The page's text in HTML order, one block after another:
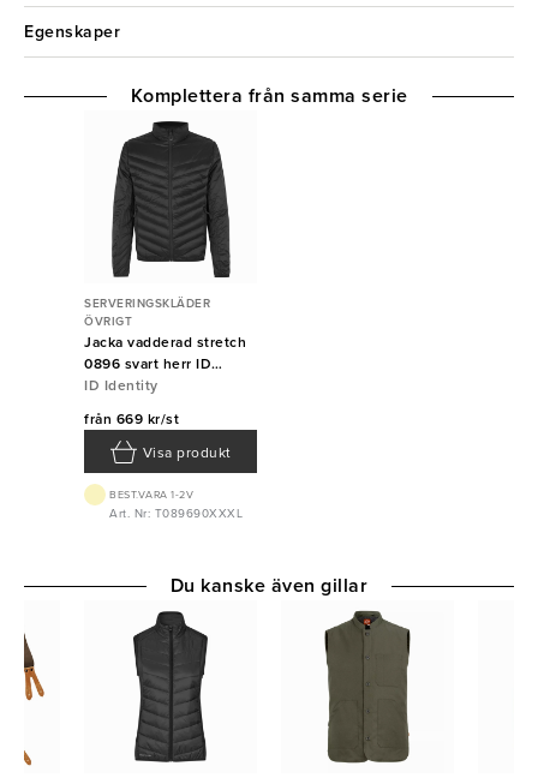
Egenskaper
SERVERINGSKLÄDER
ÖVRIGT
Jacka vadderad stretch
0896 svart herr ID
Identity
ID Identity
från 669 kr/st
Visa produkt
BEST.VARA 1-2V
Art. Nr: T089690XXXL
Komplettera från samma serie
Du kanske även gillar